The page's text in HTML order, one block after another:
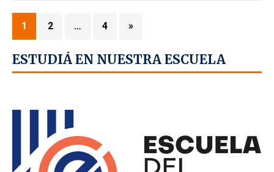
1 2 … 4 »
ESTUDIÁ EN NUESTRA ESCUELA